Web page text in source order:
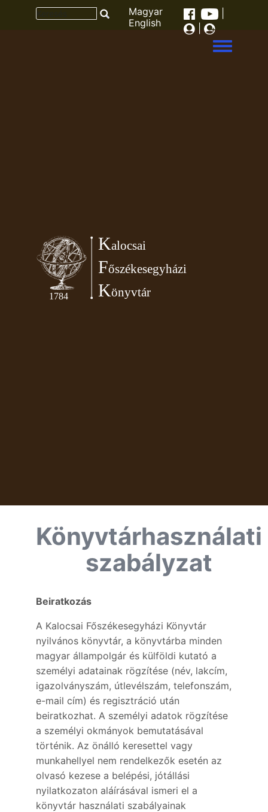
Magyar
English
Toggle
Könyvtárhasználati
szabályzat
Beiratkozás
A Kalocsai Főszékesegyházi Könyvtár
nyilvános könyvtár, a könyvtárba minden
magyar állampolgár és külföldi kutató a
személyi adatainak rögzítése (név, lakcím,
igazolványszám, útlevélszám, telefonszám,
e-mail cím) és regisztráció után
beiratkozhat. A személyi adatok rögzítése
a személyi okmányok bemutatásával
történik. Az önálló keresettel vagy
munkahellyel nem rendelkezők esetén az
olvasó kezese a belépési, jótállási
nyilatkozaton aláírásával ismeri el a
könyvtár használati szabályainak